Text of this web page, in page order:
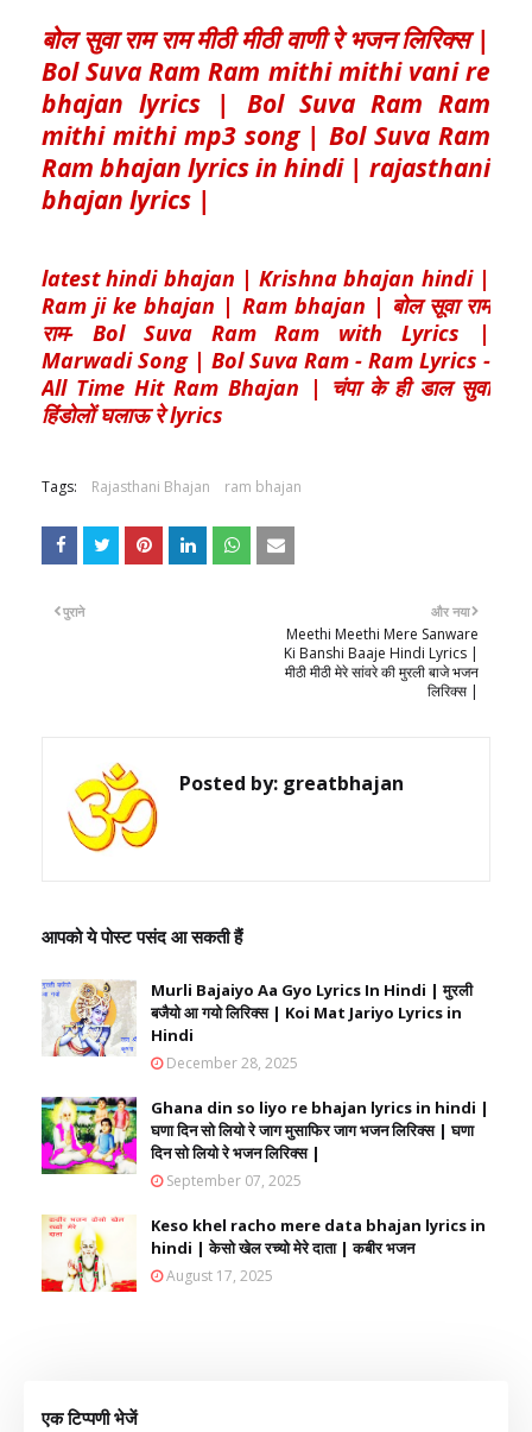
बोल सुवा राम राम मीठी मीठी वाणी रे भजन लिरिक्स |
Bol Suva Ram Ram mithi mithi vani re
bhajan lyrics | Bol Suva Ram Ram
mithi mithi mp3 song | Bol Suva Ram
Ram bhajan lyrics in hindi | rajasthani
bhajan lyrics |
latest hindi bhajan | Krishna bhajan hindi |
Ram ji ke bhajan | Ram bhajan | बोल सूवा राम
राम- Bol Suva Ram Ram with Lyrics |
Marwadi Song | Bol Suva Ram - Ram Lyrics -
All Time Hit Ram Bhajan | चंपा के ही डाल सुवा
हिंडोलों घलाऊ रे lyrics
Tags: Rajasthani Bhajan ram bhajan
और नया
Meethi Meethi Mere Sanware
Ki Banshi Baaje Hindi Lyrics |
मीठी मीठी मेरे सांवरे की मुरली बाजे भजन
लिरिक्स |
पुराने
Posted by: greatbhajan
आपको ये पोस्ट पसंद आ सकती हैं
Murli Bajaiyo Aa Gyo Lyrics In Hindi | मुरली
बजैयो आ गयो लिरिक्स | Koi Mat Jariyo Lyrics in
Hindi
December 28, 2025
Ghana din so liyo re bhajan lyrics in hindi |
घणा दिन सो लियो रे जाग मुसाफिर जाग भजन लिरिक्स | घणा
दिन सो लियो रे भजन लिरिक्स |
September 07, 2025
Keso khel racho mere data bhajan lyrics in
hindi | केसो खेल रच्यो मेरे दाता | कबीर भजन
August 17, 2025
एक टिप्पणी भेजें